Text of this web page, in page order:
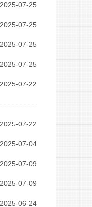
2025-07-25
2025-07-25
2025-07-25
2025-07-25
2025-07-22
2025-07-22
2025-07-04
2025-07-09
2025-07-09
2025-06-24